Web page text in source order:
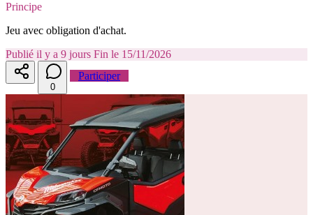
Principe
Jeu avec obligation d'achat.
Publié il y a 9 jours Fin le 15/11/2026
0
Participer